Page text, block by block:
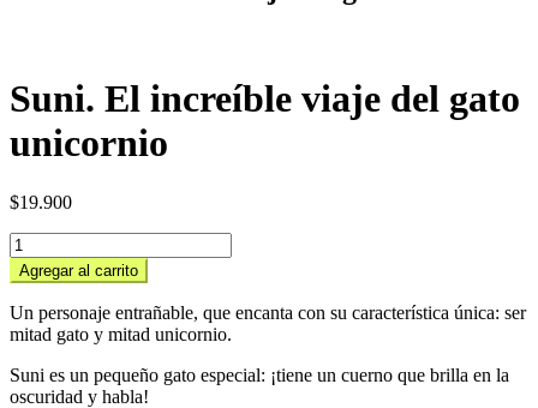
Suni. El increíble viaje del gato
unicornio
$19.900
Suni.
El
increíble
viaje
del
unicornio
cantidad
Agregar al carrito
Un personaje entrañable, que encanta con su característica única: ser
mitad gato y mitad unicornio.
Suni es un pequeño gato especial: ¡tiene un cuerno que brilla en la
oscuridad y habla!